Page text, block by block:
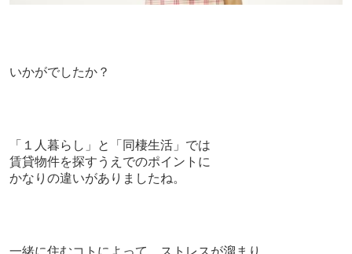
いかがでしたか？
「１人暮らし」と「同棲生活」では
賃貸物件を探すうえでのポイントに
かなりの違いがありましたね。
一緒に住むコトによって、ストレスが溜まり